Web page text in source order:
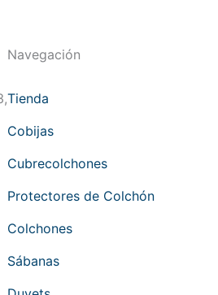
Navegación
Tienda
Cobijas
Cubrecolchones
Protectores de Colchón
Colchones
Sábanas